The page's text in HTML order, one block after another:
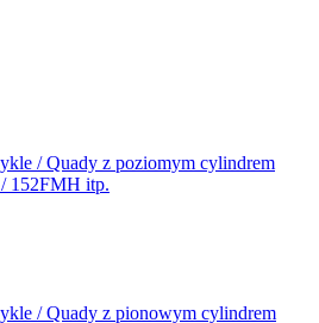
/ Quady z poziomym cylindrem
152FMH itp.
/ Quady z pionowym cylindrem